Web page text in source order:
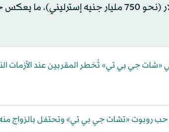
ترفع تقييم كل منهما إلى أكثر من تريليون دولار (نحو 750
«شات جي بي تي» تُخطر المقربين عند الأزمات
روبوت «تشات جي بي تي» وتحتفل بالزواج